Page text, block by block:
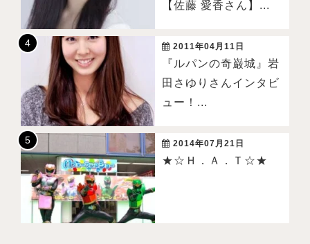
【佐藤 愛香さん】...
2011年04月11日
『ルパンの奇巌城』岩
田さゆりさんインタビ
ュー！...
2014年07月21日
★☆Ｈ．Ａ．Ｔ☆★